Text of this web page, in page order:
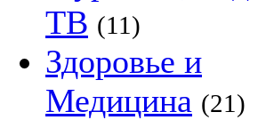
ТВ (11)
Здоровье и
Медицина (21)